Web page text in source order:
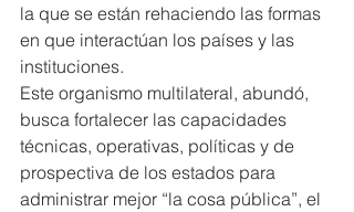
la que se están rehaciendo las formas
en que interactúan los países y las
instituciones.
Este organismo multilateral, abundó,
busca fortalecer las capacidades
técnicas, operativas, políticas y de
prospectiva de los estados para
administrar mejor “la cosa pública”, el